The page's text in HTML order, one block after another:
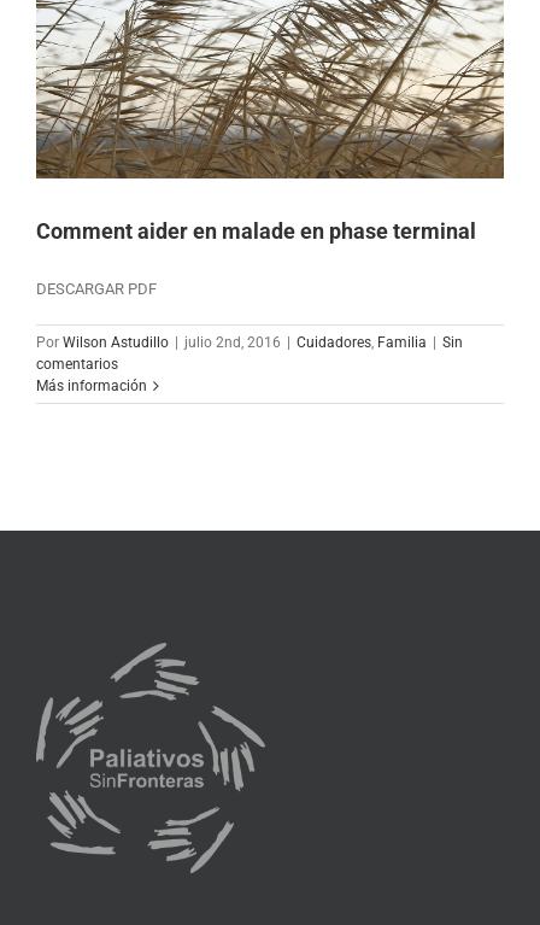
Comment aider en malade en phase terminal
DESCARGAR PDF
Por Wilson Astudillo | julio 2nd, 2016 | Cuidadores Familia | Sin
comentarios
Más información